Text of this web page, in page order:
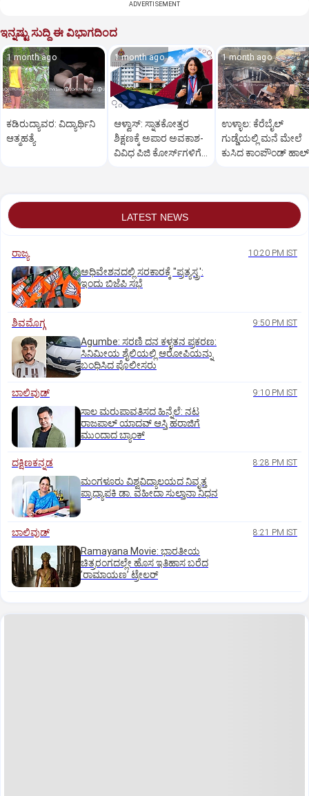
ADVERTISEMENT
ಇನ್ನಷ್ಟು ಸುದ್ದಿ ಈ ವಿಭಾಗದಿಂದ
1 month ago
ಕಡಿರುದ್ಯಾವರ: ವಿದ್ಯಾರ್ಥಿನಿ
ಆತ್ಮಹತ್ಯೆ
1 month ago
ಆಳ್ವಾಸ್: ಸ್ನಾತಕೋತ್ತರ
ಶಿಕ್ಷಣಕ್ಕೆ ಅಪಾರ ಅವಕಾಶ-
ವಿವಿಧ ಪಿಜಿ ಕೋರ್ಸ್‌ಗಳಿಗೆ
1 month ago
ಉಳ್ಳಾಲ: ಕೆರೆಬೈಲ್
ಗುಡ್ಡೆಯಲ್ಲಿ ಮನೆ ಮೇಲೆ
ಕುಸಿದ ಕಾಂಪೌಂಡ್
LATEST NEWS
ರಾಜ್ಯ 10:20 PM IST
ಅಧಿವೇಶನದಲ್ಲಿ ಸರಕಾರಕ್ಕೆ "ಪ್ರತ್ಯಸ್ತ್ರ':
ಇಂದು ಬಿಜೆಪಿ ಸಭೆ
ಶಿವಮೊಗ್ಗ 9:50 PM IST
Agumbe: ಸರಣಿ ದನ ಕಳ್ಳತನ ಪ್ರಕರಣ:
ಸಿನಿಮೀಯ ಶೈಲಿಯಲ್ಲಿ ಆರೋಪಿಯನ್ನು
ಬಂಧಿಸಿದ ಪೊಲೀಸರು
ಬಾಲಿವುಡ್‌ 9:10 PM IST
ಸಾಲ ಮರುಪಾವತಿಸದ ಹಿನ್ನೆಲೆ: ನಟ
ರಾಜಪಾಲ್ ಯಾದವ್‌ ಆಸ್ತಿ ಹರಾಜಿಗೆ
ಮುಂದಾದ ಬ್ಯಾಂಕ್
ದಕ್ಷಿಣಕನ್ನಡ 8:28 PM IST
ಮಂಗಳೂರು ವಿಶ್ವವಿದ್ಯಾಲಯದ ನಿವೃತ್ತ
ಪ್ರಾಧ್ಯಾಪಕಿ ಡಾ. ವಹೀದಾ ಸುಲ್ತಾನಾ ನಿಧನ
ಬಾಲಿವುಡ್‌ 8:21 PM IST
Ramayana Movie: ಭಾರತೀಯ
ಚಿತ್ರರಂಗದಲ್ಲೇ ಹೊಸ ಇತಿಹಾಸ ಬರೆದ
ʼರಾಮಾಯಣʼ ಟ್ರೇಲರ್